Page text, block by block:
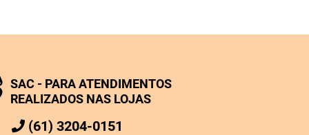
SAC - PARA ATENDIMENTOS
REALIZADOS NAS LOJAS
(61) 3204-0151